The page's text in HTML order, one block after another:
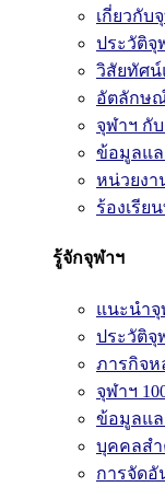
เกี่ยวกับ
ประวัติจุ
วิสัยทัศน์
อัตลักษ
จุฬาฯ กั
ข้อมูลแ
หน่วยงา
ร้องเรีย
รู้จักจุฬาฯ
แนะนำจุ
ประวัติจุ
ภารกิจห
จุฬาฯ
ข้อมูลแ
บุคคลส
การจัดอั